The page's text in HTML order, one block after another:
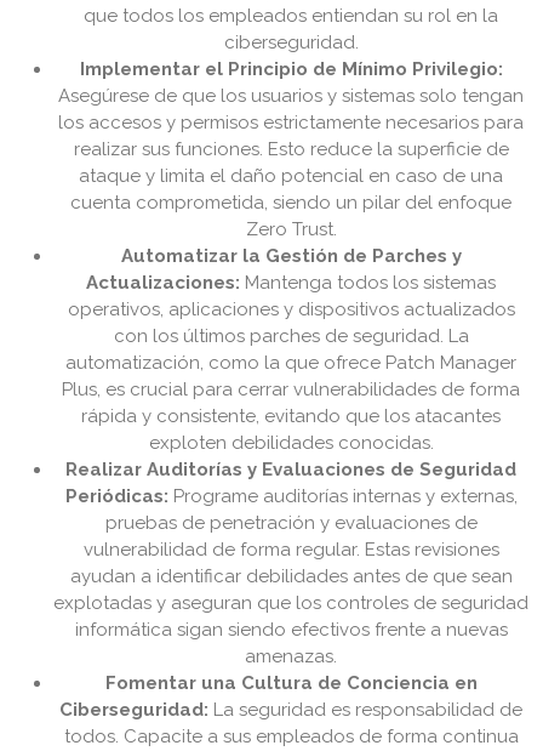
que todos los empleados entiendan su rol en la
ciberseguridad.
Implementar el Principio de Mínimo Privilegio:
Asegúrese de que los usuarios y sistemas solo tengan
los accesos y permisos estrictamente necesarios para
realizar sus funciones. Esto reduce la superficie de
ataque y limita el daño potencial en caso de una
cuenta comprometida, siendo un pilar del enfoque
Zero Trust.
Automatizar la Gestión de Parches y
Actualizaciones: Mantenga todos los sistemas
operativos, aplicaciones y dispositivos actualizados
con los últimos parches de seguridad. La
automatización, como la que ofrece Patch Manager
Plus, es crucial para cerrar vulnerabilidades de forma
rápida y consistente, evitando que los atacantes
exploten debilidades conocidas.
Realizar Auditorías y Evaluaciones de Seguridad
Periódicas: Programe auditorías internas y externas,
pruebas de penetración y evaluaciones de
vulnerabilidad de forma regular. Estas revisiones
ayudan a identificar debilidades antes de que sean
explotadas y aseguran que los controles de seguridad
informática sigan siendo efectivos frente a nuevas
amenazas.
Fomentar una Cultura de Conciencia en
Ciberseguridad: La seguridad es responsabilidad de
todos. Capacite a sus empleados de forma continua